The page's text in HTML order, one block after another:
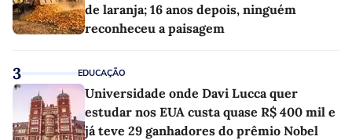
de laranja; 16 anos depois, ninguém
reconheceu a paisagem
3 EDUCAÇÃO
Universidade onde Davi Lucca quer
estudar nos EUA custa quase R$ 400 mil e
já teve 29 ganhadores do prêmio Nobel